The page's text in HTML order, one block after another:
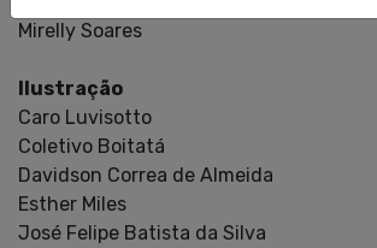
Mirelly Soares
Ilustração
Caro Luvisotto
Coletivo Boitatá
Davidson Correa de Almeida
Esther Miles
José Felipe Batista da Silva